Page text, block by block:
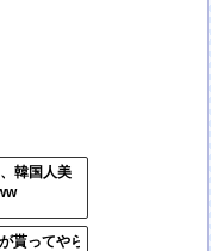
韓国人美
貰ってやら